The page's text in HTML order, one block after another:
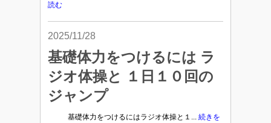
読む
2025/11/28
基礎体力をつけるには ラ
ジオ体操と １日１０回の
ジャンプ
基礎体力をつけるにはラジオ体操と１... 続きを